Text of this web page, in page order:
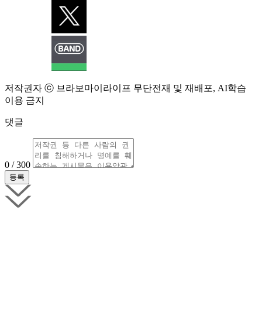
저작권자 ⓒ 브라보마이라이프 무단전재 및 재배포, AI학습
이용 금지
댓글
0 / 300